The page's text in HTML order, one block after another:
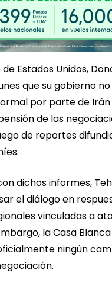
Estados Unidos,
que su gobierno
por parte de
de las
de reportes
dichos informes,
el diálogo en
vinculadas a
la Casa
ningún